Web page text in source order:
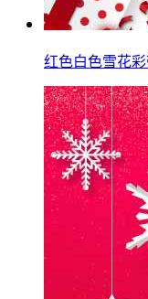
红色白色雪花